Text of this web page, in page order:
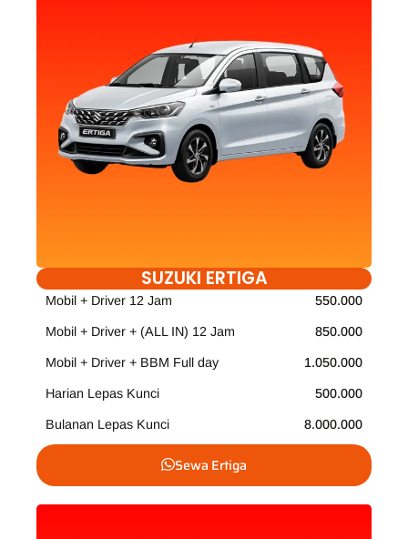
SUZUKI ERTIGA
Mobil + Driver 12 Jam 550.000
Mobil + Driver + (ALL IN) 12 Jam 850.000
Mobil + Driver + BBM Full day 1.050.000
Harian Lepas Kunci 500.000
Bulanan Lepas Kunci 8.000.000
Sewa Ertiga